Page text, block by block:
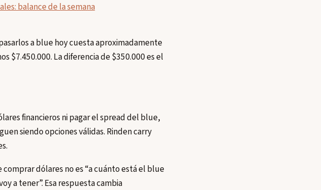
balance de la semana
a blue hoy cuesta aproximadamente
$7.450.000. La diferencia de $350.000 es el
financieros ni pagar el spread del blue,
siendo opciones válidas. Rinden carry
dólares no es “a cuánto está el blue
a tener”. Esa respuesta cambia